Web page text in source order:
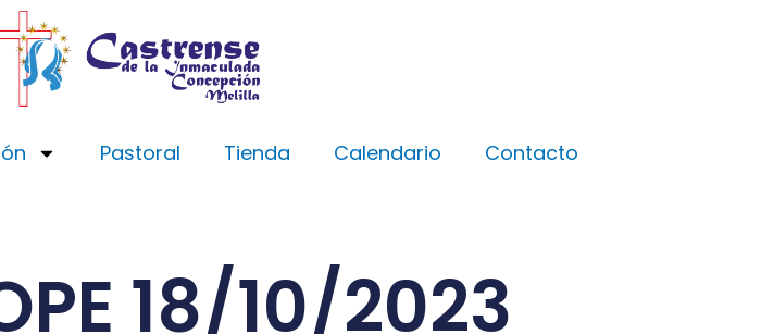
Pastoral Tienda Calendario Contacto
18/10/2023